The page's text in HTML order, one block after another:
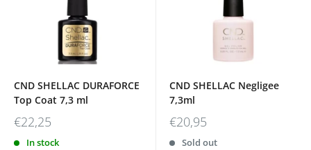
CND SHELLAC DURAFORCE
Top Coat 7,3 ml
€22,25
In stock
CND SHELLAC Negligee
7,3ml
€20,95
Sold out